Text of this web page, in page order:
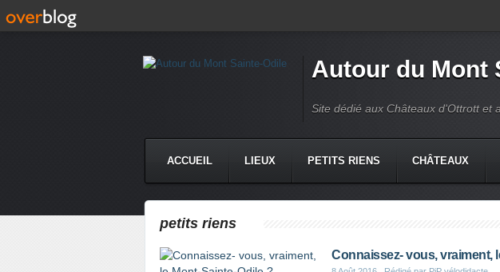
Autour du Mont
Site dédié aux Châteaux d'Ottrott et
ACCUEIL LIEUX PETITS RIENS CHÂTEAUX
petits riens
Connaissez- vous, vraiment,